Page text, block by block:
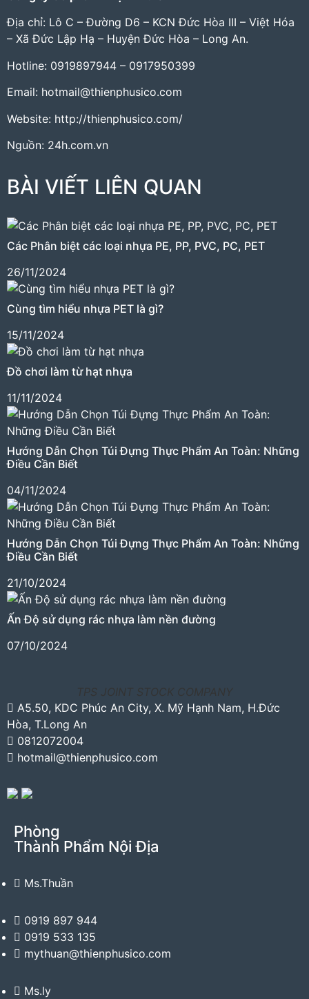
Địa chỉ: Lô C – Đường D6 – KCN Đức Hòa III – Việt Hóa
– Xã Đức Lập Hạ – Huyện Đức Hòa – Long An.
Hotline: 0919897944 – 0917950399
Email: hotmail@thienphusico.com
Website: http://thienphusico.com/
Nguồn: 24h.com.vn
BÀI VIẾT LIÊN QUAN
Các Phân biệt các loại nhựa PE, PP, PVC, PC, PET
26/11/2024
Cùng tìm hiểu nhựa PET là gì?
15/11/2024
Đồ chơi làm từ hạt nhựa
11/11/2024
Hướng Dẫn Chọn Túi Đựng Thực Phẩm An Toàn: Những
Điều Cần Biết
04/11/2024
Hướng Dẫn Chọn Túi Đựng Thực Phẩm An Toàn: Những
Điều Cần Biết
21/10/2024
Ấn Độ sử dụng rác nhựa làm nền đường
07/10/2024
TPS JOINT STOCK COMPANY
A5.50, KDC Phúc An City, X. Mỹ Hạnh Nam, H.Đức
Hòa, T.Long An
0812072004
hotmail@thienphusico.com
Phòng
Thành Phẩm Nội Địa
Ms.Thuần
0919 897 944
0919 533 135
mythuan@thienphusico.com
Ms.ly